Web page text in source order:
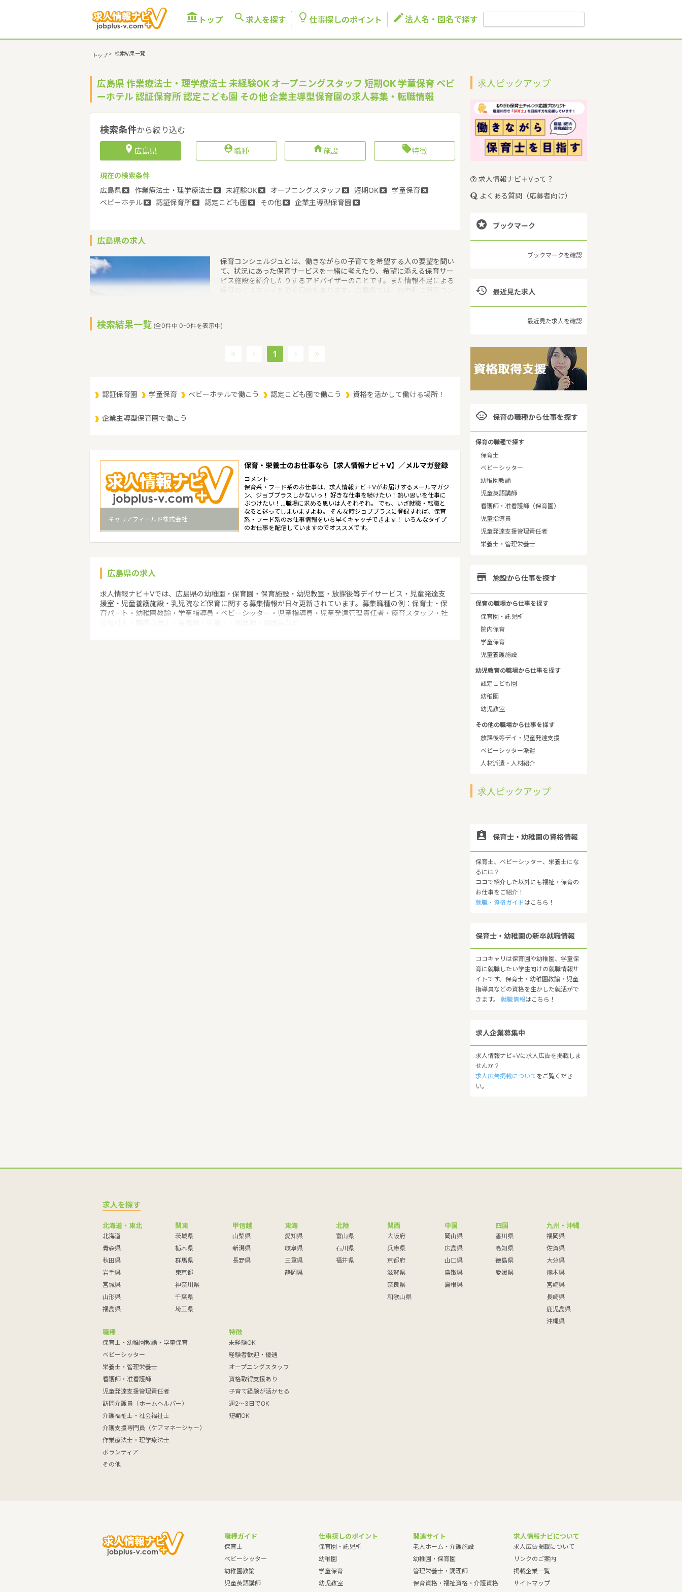
 トップ  求人を探す  仕事探しのポイント 法人名・園名で探す
トップ > 検索結果一覧
広島県 作業療法士・理学療法士 未経験OK オープニングスタッフ 短期OK 学童保育 ベビ
ーホテル 認証保育所 認定こども園 その他 企業主導型保育園の求人募集・転職情報
検索条件から絞り込む
 広島県 職種 施設 特徴
現在の検索条件
広島県
作業療法士・理学療法士 未経験OK オープニングスタッフ 短期OK
学童保育
ベビーホテル
認証保育所 認定こども園 その他 企業主導型保育園
広島県の求人
保育コンシェルジュとは、働きながらの子育てを希望する人の要望を聞い
て、状況にあった保育サービスを一緒に考えたり、希望に添える保育サー
ビス施設を紹介したりするアドバイザーのことです。また情報不足による
なっています。（2017年10月現在）広島県の市町村は23。広島県の家賃相
と厳島神社の２つの世界文化遺産をもつ。観光名所として人気が高い。広
島風お好み焼きや、カキ、もみじ饅頭といった名産もあり、観光地としても
検索結果一覧 (全0件中 0-0件を表示中)
1
認証保育園 学童保育 ベビーホテルで働こう 認定こども園で働こう 資格を活かして働ける場所！
企業主導型保育園で働こう
キャリアフィールド株式会社
保育・栄養士のお仕事なら【求人情報ナビ＋V】／メルマガ登録
コメント
保育系・フード系のお仕事は、求人情報ナビ＋Vがお届けするメールマガジ
ン、ジョブプラスしかないっ！ 好きな仕事を続けたい！熱い思いを仕事に
ぶつけたい！…職場に求める思いは人それぞれ。 でも、いざ就職・転職と
なると迷ってしまいますよね。 そんな時ジョブプラスに登録すれば、保育
系・フード系のお仕事情報をいち早くキャッチできます！ いろんなタイプ
のお仕事を配信していますのでオススメです。
広島県の求人
求人情報ナビ＋Vでは、広島県の幼稚園・保育園・保育施設・幼児教室・放課後等デイサービス・児童発達支
援室・児童養護施設・乳児院など保育に関する募集情報が日々更新されています。募集職種の例：保育士・保
育パート・幼稚園教諭・学童指導員・ベビーシッター・児童指導員・児童発達管理責任者・療育スタッフ・社
求人ピックアップ
求人情報ナビ＋Vって？
よくある質問（応募者向け）
 ブックマーク
ブックマークを確認
 最近見た求人
最近見た求人を確認
 保育の職種から仕事を探す
保育の職種で探す
保育士
ベビーシッター
幼稚園教諭
児童英語講師
看護師・准看護師（保育園）
児童指導員
児童発達支援管理責任者
栄養士・管理栄養士
 施設から仕事を探す
保育の職場から仕事を探す
保育園・託児所
院内保育
学童保育
児童養護施設
幼児教育の職場から仕事を探す
認定こども園
幼稚園
幼児教室
その他の職場から仕事を探す
放課後等デイ・児童発達支援
ベビーシッター派遣
人材派遣・人材紹介
求人ピックアップ
 保育士・幼稚園の資格情報
保育士、ベビーシッター、栄養士にな
るには？
ココで紹介した以外にも福祉・保育の
お仕事をご紹介！
就職・資格ガイドはこちら！
保育士・幼稚園の新卒就職情報
ココキャリは保育園や幼稚園、学童保
育に就職したい学生向けの就職情報サ
イトです。保育士・幼稚園教諭・児童
指導員などの資格を生かした就活がで
きます。 就職情報はこちら！
求人企業募集中
求人情報ナビ+Vに求人広告を掲載しま
せんか？
求人広告掲載についてをご覧くださ
い。
求人を探す
北海道・東北
北海道
青森県
秋田県
岩手県
宮城県
山形県
福島県
関東
茨城県
栃木県
群馬県
東京都
神奈川県
千葉県
埼玉県
甲信越
山梨県
新潟県
長野県
東海
愛知県
岐阜県
三重県
静岡県
北陸
富山県
石川県
福井県
関西
大阪府
兵庫県
京都府
滋賀県
奈良県
和歌山県
中国
岡山県
広島県
山口県
鳥取県
島根県
四国
香川県
高知県
徳島県
愛媛県
九州・沖縄
福岡県
佐賀県
大分県
熊本県
宮崎県
長崎県
鹿児島県
沖縄県
職種
保育士・幼稚園教諭・学童保育
ベビーシッター
栄養士・管理栄養士
看護師・准看護師
児童発達支援管理責任者
訪問介護員（ホームヘルパー）
介護福祉士・社会福祉士
介護支援専門員（ケアマネージャー）
作業療法士・理学療法士
ボランティア
その他
特徴
未経験OK
経験者歓迎・優遇
オープニングスタッフ
資格取得支援あり
子育て経験が活かせる
週2～3日でOK
短期OK
職種ガイド
保育士
ベビーシッター
幼稚園教諭
児童英語講師
仕事探しのポイント
保育園・託児所
幼稚園
学童保育
幼児教室
関連サイト
老人ホーム・介護施設
幼稚園・保育園
管理栄養士・調理師
保育資格・福祉資格・介護資格
求人情報ナビについて
求人広告掲載について
リンクのご案内
掲載企業一覧
サイトマップ